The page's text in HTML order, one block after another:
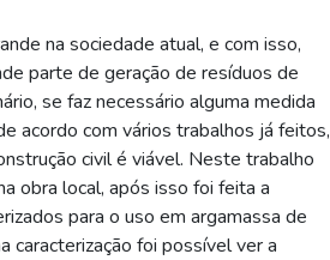
na sociedade atual, e com isso,
parte de geração de resíduos de
se faz necessário alguma medida
acordo com vários trabalhos já feitos,
civil é viável. Neste trabalho
obra local, após isso foi feita a
para o uso em argamassa de
caracterização foi possível ver a